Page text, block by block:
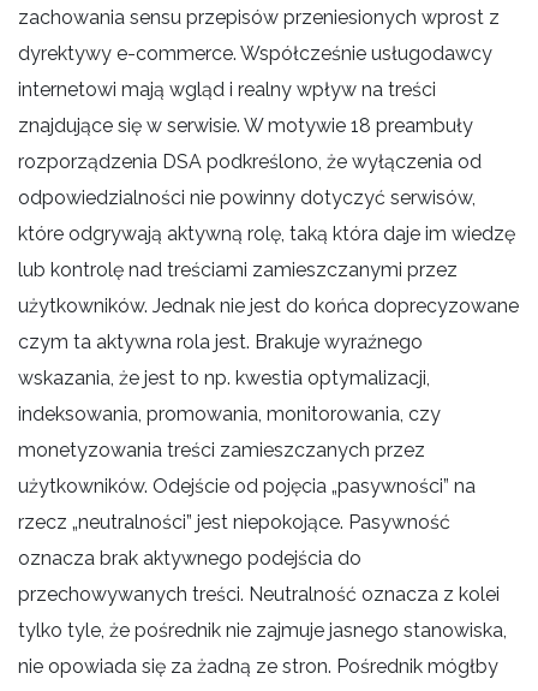
zachowania sensu przepisów przeniesionych wprost z
dyrektywy e-commerce. Współcześnie usługodawcy
internetowi mają wgląd i realny wpływ na treści
znajdujące się w serwisie. W motywie 18 preambuły
rozporządzenia DSA podkreślono, że wyłączenia od
odpowiedzialności nie powinny dotyczyć serwisów,
które odgrywają aktywną rolę, taką która daje im wiedzę
lub kontrolę nad treściami zamieszczanymi przez
użytkowników. Jednak nie jest do końca doprecyzowane
czym ta aktywna rola jest. Brakuje wyraźnego
wskazania, że jest to np. kwestia optymalizacji,
indeksowania, promowania, monitorowania, czy
monetyzowania treści zamieszczanych przez
użytkowników. Odejście od pojęcia „pasywności” na
rzecz „neutralności” jest niepokojące. Pasywność
oznacza brak aktywnego podejścia do
przechowywanych treści. Neutralność oznacza z kolei
tylko tyle, że pośrednik nie zajmuje jasnego stanowiska,
nie opowiada się za żadną ze stron. Pośrednik mógłby